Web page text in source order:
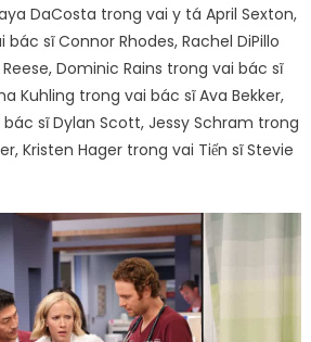
DaCosta trong vai y tá April Sexton,
sĩ Connor Rhodes, Rachel DiPillo
Dominic Rains trong vai bác sĩ
Kuhling trong vai bác sĩ Ava Bekker,
sĩ Dylan Scott, Jessy Schram trong
Kristen Hager trong vai Tiến sĩ Stevie